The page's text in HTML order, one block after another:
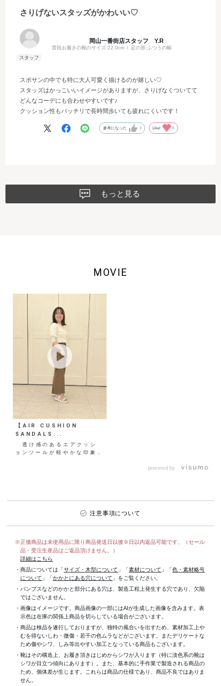
さりげないスタッズがかわいい♡
岡山一番街店スタッフ Y.R
普段お履きの靴のサイズ:22.0cm 足の形:ふつうの幅
スポサンの中でも特に大人可愛く描けるのが嬉しい♡
スタッズはかっこいいイメージがありますが、さりげなくついてて
どんなコーデにも合わせやすいです♪
クッション性もバッチリで長時間歩いても疲れにくいです！
参考になった 2 Like! 6
もっと見る
MOVIE
【AIR CUSHION
SANDALS...
透け感のあるエアクッシ
ョンソールが軽やかな印象の
powered by
注意事項について
※正価商品は未使用品に限り商品発送日以後９日以内返品可能です。（セール
品・受注生産品はご返品頂けません。）
詳細はこちら
・商品については「サイズ・木型について 」「素材について 」「色・素材略号
について 」「かかとにある穴について 」をご覧ください。
・パンプスなどのかかと部分にある穴は、製造工程上発生する穴であり、欠陥
ではございません。
・画像はイメージです。商品画像の一部にはAIが生成した画像を含みます。表
示色は在庫の関係上商品を切らしている場合がございます。
・商品は検品を遂行しておりますが、独特の風合いを出すため、素材加工上
むを得ないしわ・微傷・若干の色ムラなどがございます。またデリケートな
ため傷やシワ、しみ等出やすい加工となっている商品もございます。
・靴はその構造上、お履き頂きはじめからシワが入ります（特に淡色系の靴は
シワが目立つ傾向にあります）。また、基本的に手作業で製造される商品の
ため、個体差が生じます。これらは商品の仕様であり、商品不良ではありま
せん。